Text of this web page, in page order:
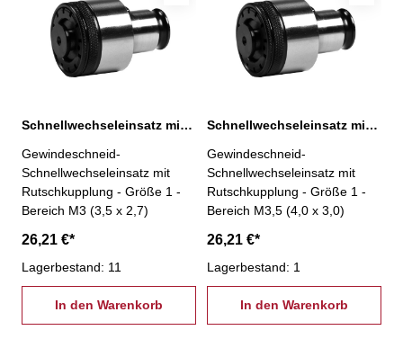
Schnellwechseleinsatz mit Rutschkupplung, 1-M3
Gewindeschneid-
Schnellwechseleinsatz mit
Rutschkupplung - Größe 1 -
Bereich M3 (3,5 x 2,7)
26,21 €*
Lagerbestand: 11
In den Warenkorb
Schnellwechseleinsatz mit Rutschkupplung, 1-M3,5
Gewindeschneid-
Schnellwechseleinsatz mit
Rutschkupplung - Größe 1 -
Bereich M3,5 (4,0 x 3,0)
26,21 €*
Lagerbestand: 1
In den Warenkorb